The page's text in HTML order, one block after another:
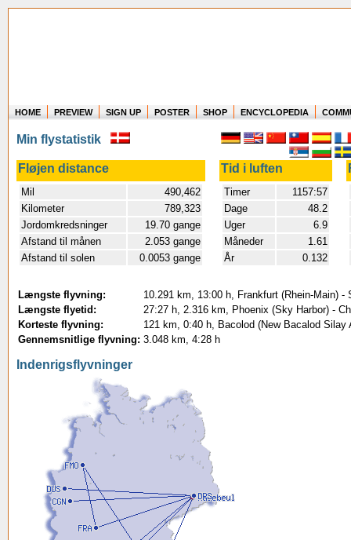
Where in the world have you flown?
How long have you been in the air?
Create your own FlightMemory and see!
HOME PREVIEW SIGN UP POSTER SHOP ENCYCLOPEDIA
Min flystatistik
Fløjen distance Tid i luften
Mil
490,462
Kilometer
789,323
Jordomkredsninger
19.70 gange
Afstand til månen
2.053 gange
Afstand til solen
0.0053 gange
Timer
1157:57
Dage
48.2
Uger
6.9
Måneder
1.61
År
0.132
Længste flyvning:
10.291 km, 13:00 h, Frankfurt (Rhein-Main) -
Længste flyetid:
27:27 h, 2.316 km, Phoenix (Sky Harbor) -
Korteste flyvning:
121 km, 0:40 h, Bacolod (New Bacalod
Gennemsnitlige flyvning: 3.048 km, 4:28 h
Indenrigsflyvninger